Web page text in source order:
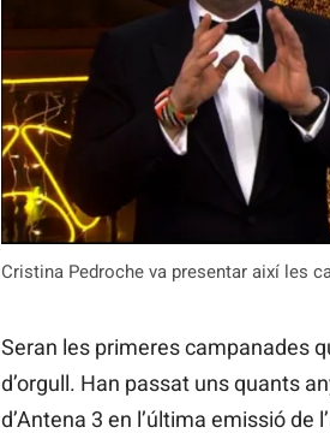
Cristina Pedroche va presentar així les
Seran les primeres campanades
d’orgull. Han passat uns quants
d’Antena 3 en l’última emissió de